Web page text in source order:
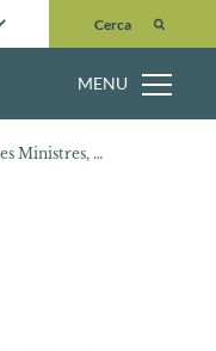
Cerca
Cerca
MENU
Lettres des Ministres, des Vicaires, des Procureurs et des Délégués généraux conservées aux Archives de la Portioncule, Archivum Franciscanum Historicum